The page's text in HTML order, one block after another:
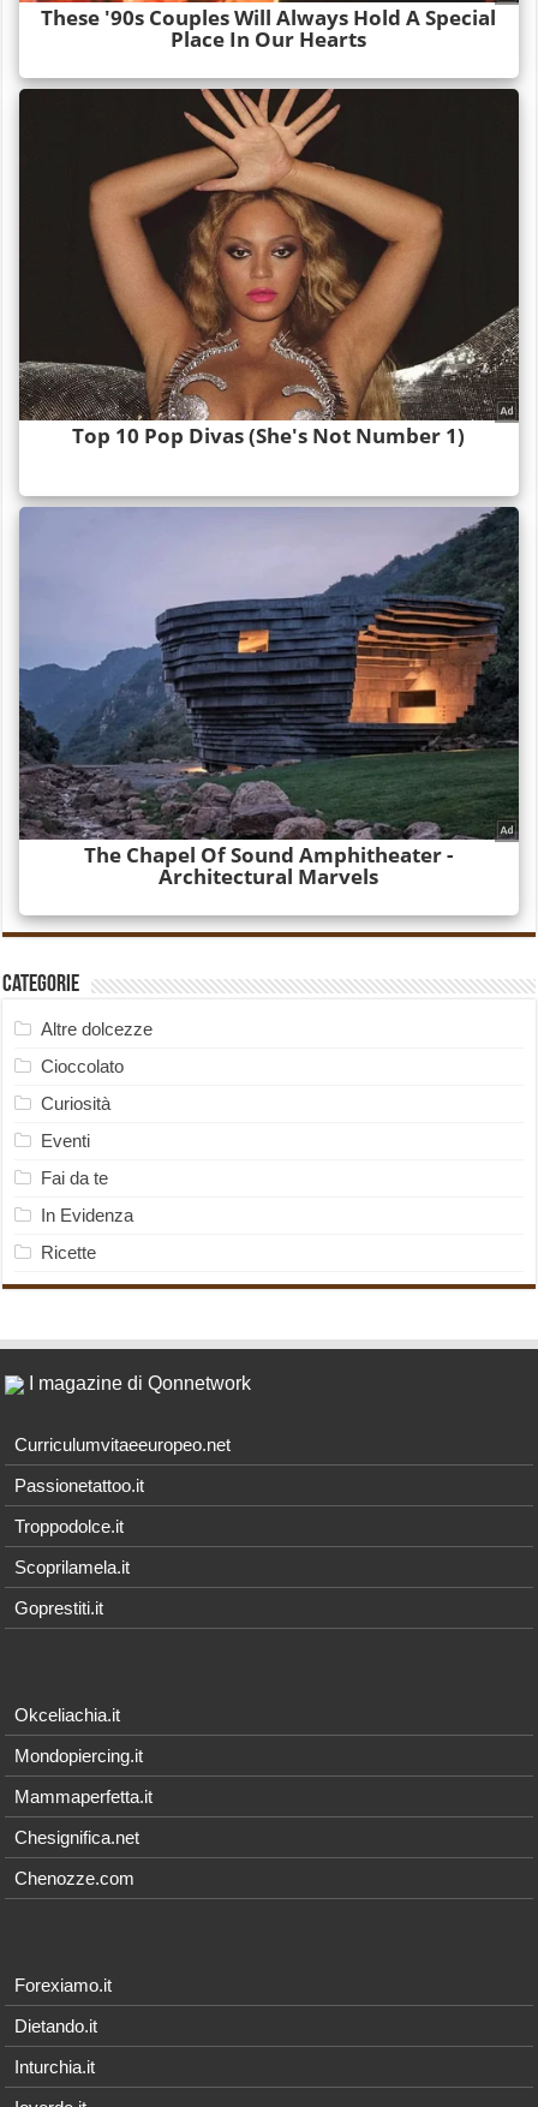
Categorie
Altre dolcezze
Cioccolato
Curiosità
Eventi
Fai da te
In Evidenza
Ricette
I magazine di Qonnetwork
Curriculumvitaeeuropeo.net
Passionetattoo.it
Troppodolce.it
Scoprilamela.it
Goprestiti.it
Okceliachia.it
Mondopiercing.it
Mammaperfetta.it
Chesignifica.net
Chenozze.com
Forexiamo.it
Dietando.it
Inturchia.it